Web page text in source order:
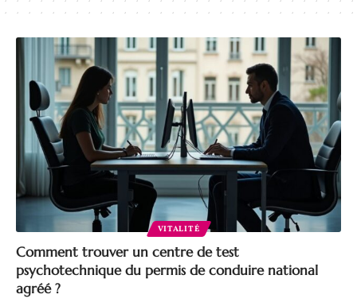
VITALITÉ
Comment trouver un centre de test
psychotechnique du permis de conduire national
agréé ?